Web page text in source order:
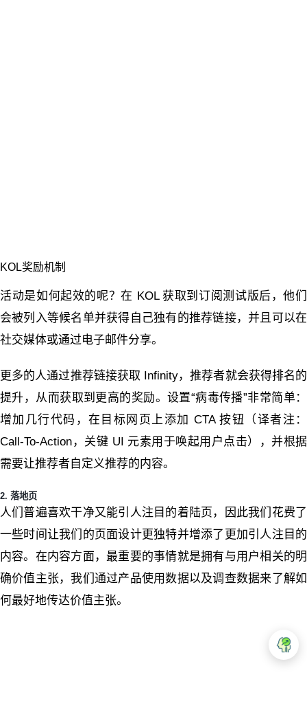
KOL奖励机制
活动是如何起效的呢？在 KOL 获取到订阅测试版后，他们
会被列入等候名单并获得自己独有的推荐链接，并且可以在
社交媒体或通过电子邮件分享。
更多的人通过推荐链接获取 Infinity，推荐者就会获得排名的
提升，从而获取到更高的奖励。设置“病毒传播”非常简单：
增加几行代码，在目标网页上添加 CTA 按钮（译者注：
Call-To-Action，关键 UI 元素用于唤起用户点击），并根据
需要让推荐者自定义推荐的内容。
2. 落地页
人们普遍喜欢干净又能引人注目的着陆页，因此我们花费了
一些时间让我们的页面设计更独特并增添了更加引人注目的
内容。在内容方面，最重要的事情就是拥有与用户相关的明
确价值主张，我们通过产品使用数据以及调查数据来了解如
何最好地传达价值主张。